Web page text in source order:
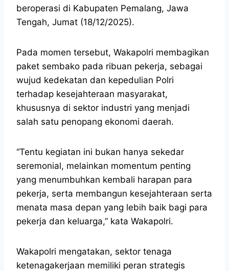
beroperasi di Kabupaten Pemalang, Jawa
Tengah, Jumat (18/12/2025).
Pada momen tersebut, Wakapolri membagikan
paket sembako pada ribuan pekerja, sebagai
wujud kedekatan dan kepedulian Polri
terhadap kesejahteraan masyarakat,
khususnya di sektor industri yang menjadi
salah satu penopang ekonomi daerah.
“Tentu kegiatan ini bukan hanya sekedar
seremonial, melainkan momentum penting
yang menumbuhkan kembali harapan para
pekerja, serta membangun kesejahteraan serta
menata masa depan yang lebih baik bagi para
pekerja dan keluarga,” kata Wakapolri.
Wakapolri mengatakan, sektor tenaga
ketenagakerjaan memiliki peran strategis